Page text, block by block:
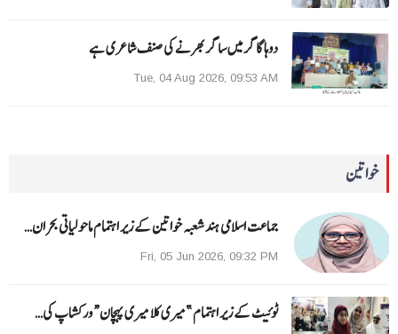
دوہا گاگر میں ساگر بھرنے کی صنف شاعری ہے
Tue, 04 Aug 2026, 09:53 AM
خواتین
جماعت اسلامی ہند شعبہ خواتین کے زیر اہتمام ماحولیاتی بحران…
Fri, 05 Jun 2026, 09:32 PM
ٹوئیٹ کے زیر اہتمام ”میری کلا میری پہچان“ ورکشاپ کی…